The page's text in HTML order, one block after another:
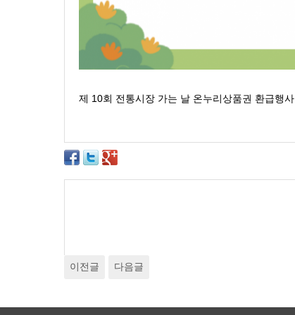
제 10회 전통시장 가는 날 온누리상품권 환급행사
이전글 다음글